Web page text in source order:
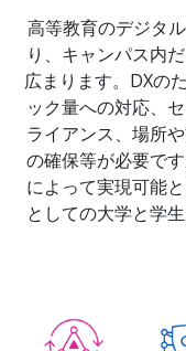
高等教育のデジタ
り、キャンパス内
広まります。DXの
ック量への対応、
ライアンス、場所
の確保等が必要で
によって実現可能
としての大学と学